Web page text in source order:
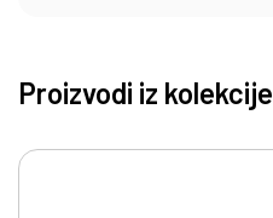
Proizvodi iz kolekcije